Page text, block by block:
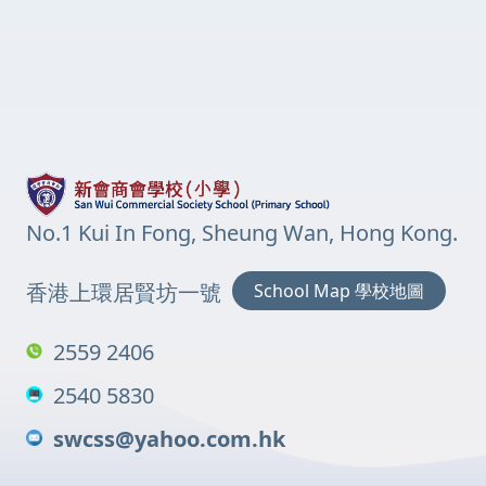
No.1 Kui In Fong, Sheung Wan, Hong Kong.
香港上環居賢坊一號 School Map 學校地圖
2559 2406
2540 5830
swcss@yahoo.com.hk